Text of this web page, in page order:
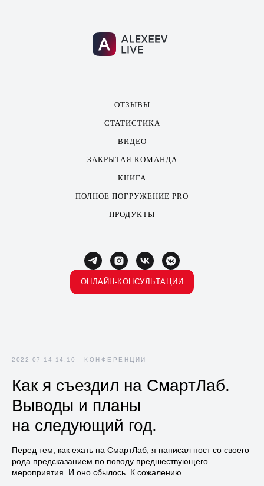
ОТЗЫВЫ
СТАТИСТИКА
ВИДЕО
ЗАКРЫТАЯ КОМАНДА
КНИГА
ПОЛНОЕ ПОГРУЖЕНИЕ PRO
ПРОДУКТЫ
ОНЛАЙН-КОНСУЛЬТАЦИИ
2022-07-14 14:10 КОНФЕРЕНЦИИ
Как я съездил на СмартЛаб.
Выводы и планы
на следующий год.
Перед тем, как ехать на СмартЛаб, я написал пост со своего
рода предсказанием по поводу предшествующего
мероприятия. И оно сбылось. К сожалению.